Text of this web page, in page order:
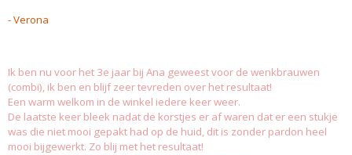
- Verona
Ik ben nu voor het 3e jaar bij Ana geweest voor de wenkbrauwen
(combi), ik ben en blijf zeer tevreden over het resultaat!
Een warm welkom in de winkel iedere keer weer.
De laatste keer bleek nadat de korstjes er af waren dat er een stukje
was die niet mooi gepakt had op de huid, dit is zonder pardon heel
mooi bijgewerkt. Zo blij met het resultaat!